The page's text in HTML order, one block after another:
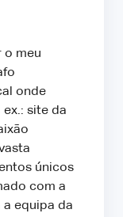
o meu
onde
site da
únicos
com a
equipa da